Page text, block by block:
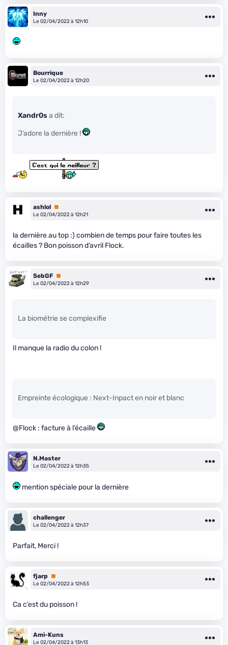
Inny
Le 02/04/2022 à 12h10
Bourrique
Le 02/04/2022 à 12h20
Xandr0s a dit:
J’adore la dernière !
ashlol Premium
Le 02/04/2022 à 12h21
la dernière au top :) combien de temps pour faire toutes les
écailles ? Bon poisson d’avril Flock.
SebGF Premium
Le 02/04/2022 à 12h29
La biométrie se complexifie
Il manque la radio du colon !
Empreinte écologique : Next-Inpact en noir et blanc
@Flock : facture à l’écaille
N.Master
Le 02/04/2022 à 12h35
mention spéciale pour la dernière
challenger
Le 02/04/2022 à 12h37
Parfait, Merci !
fjarp
Premium
Le 02/04/2022 à 12h53
Ca c’est du poisson !
Ami-Kuns
Le 02/04/2022 à 13h13